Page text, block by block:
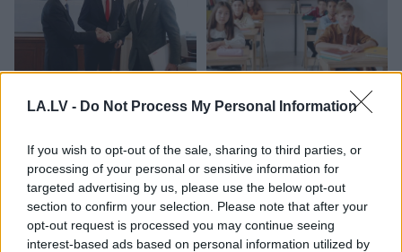
LA.LV - Do Not Process My Personal Information
If you wish to opt-out of the sale, sharing to third parties, or
processing of your personal or sensitive information for
targeted advertising by us, please use the below opt-out
section to confirm your selection. Please note that after your
opt-out request is processed you may continue seeing
interest-based ads based on personal information utilized by
sistēmām, bet joprojām
Tavars skaidro, kur ir
problēma
katru jaunu ministru
kārtējā reforma!”
neslēpj dusmas – vai
vērtējumu reforma
uzlabos atzīmes?